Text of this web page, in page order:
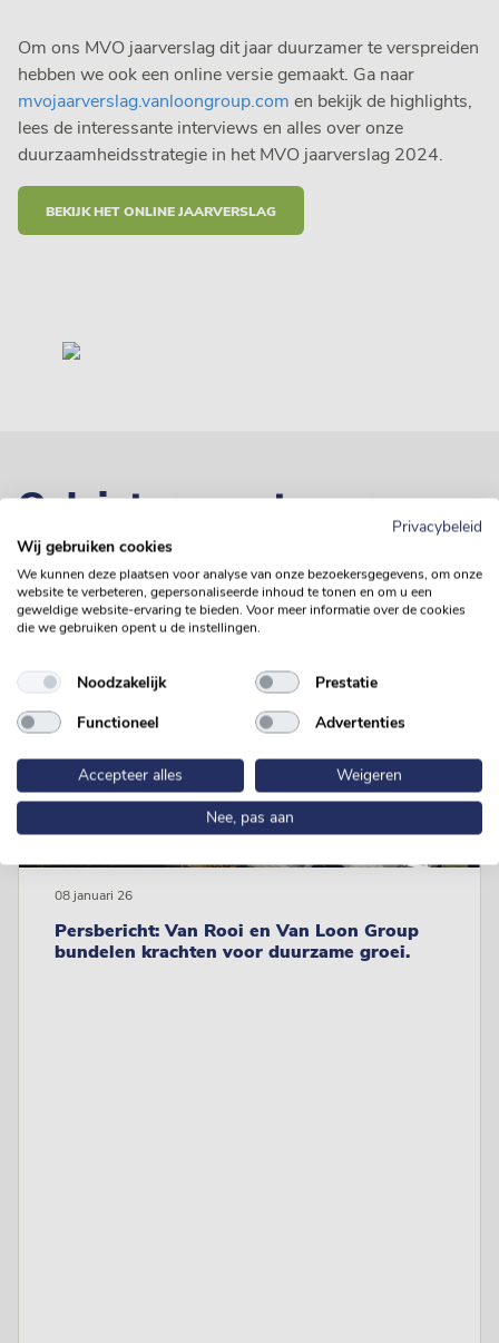
Om ons MVO jaarverslag dit jaar duurzamer te verspreiden
hebben we ook een online versie gemaakt. Ga naar
mvojaarverslag.vanloongroup.com en bekijk de highlights,
lees de interessante interviews en alles over onze
duurzaamheidsstrategie in het MVO jaarverslag 2024.
BEKIJK HET ONLINE JAARVERSLAG
Ook interessant voor u
Persbericht: Van Rooi en Van Loon Group
bundelen krachten voor duurzame groei.
08 januari 26
Privacybeleid
Wij gebruiken cookies
We kunnen deze plaatsen voor analyse van onze bezoekersgegevens, om onze
website te verbeteren, gepersonaliseerde inhoud te tonen en om u een
geweldige website-ervaring te bieden. Voor meer informatie over de cookies
die we gebruiken opent u de instellingen.
Noodzakelijk
Prestatie
Functioneel
Advertenties
Accepteer alles
Weigeren
Nee, pas aan